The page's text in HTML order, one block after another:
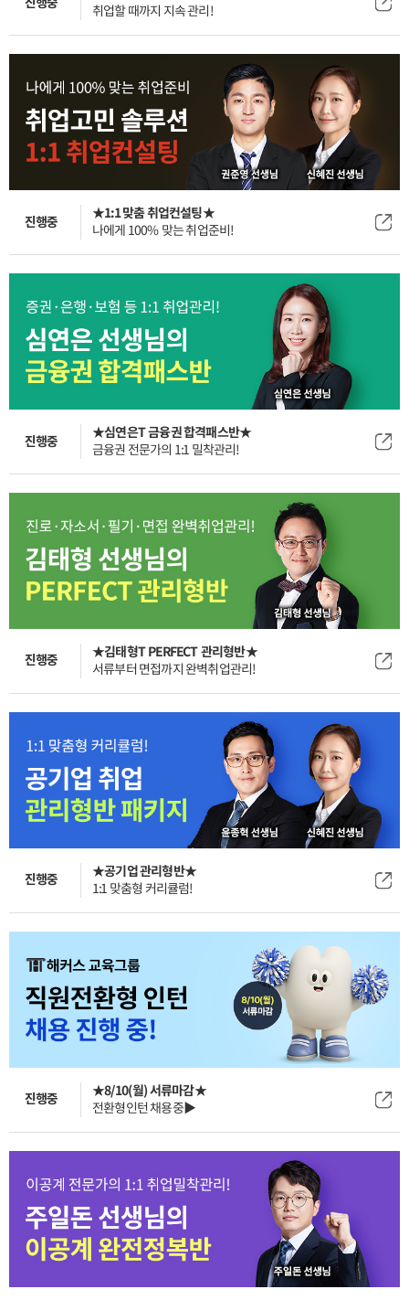
취업할 때까지 지속 관리!
진행중
★1:1 맞춤 취업컨설팅★
나에게 100% 맞는 취업준비!
진행중
★심연은T 금융권 합격패스반★
금융권 전문가의 1:1 밀착관리!
진행중
★김태형T PERFECT 관리형반★
서류부터 면접까지 완벽취업관리!
진행중
★공기업 관리형반★
1:1 맞춤형 커리큘럼!
진행중
★8/10(월) 서류마감★
전환형인턴 채용중▶